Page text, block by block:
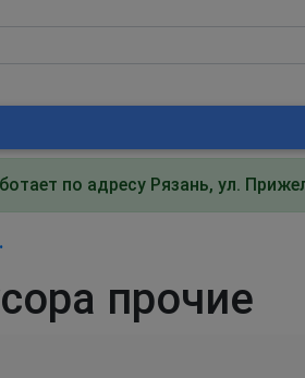
по адресу Рязань, ул.
прочие